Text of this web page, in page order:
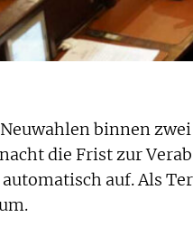
binnen
die Frist zur
auf. Als